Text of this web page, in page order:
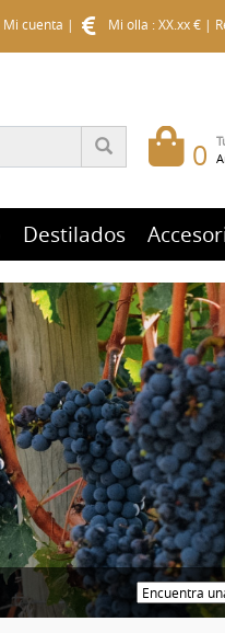
Mi cuenta | Mi olla : XX.xx € |
0
Destilados